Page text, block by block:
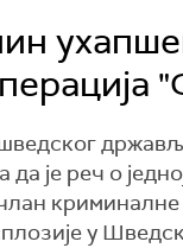
да је реч о
криминалне
у